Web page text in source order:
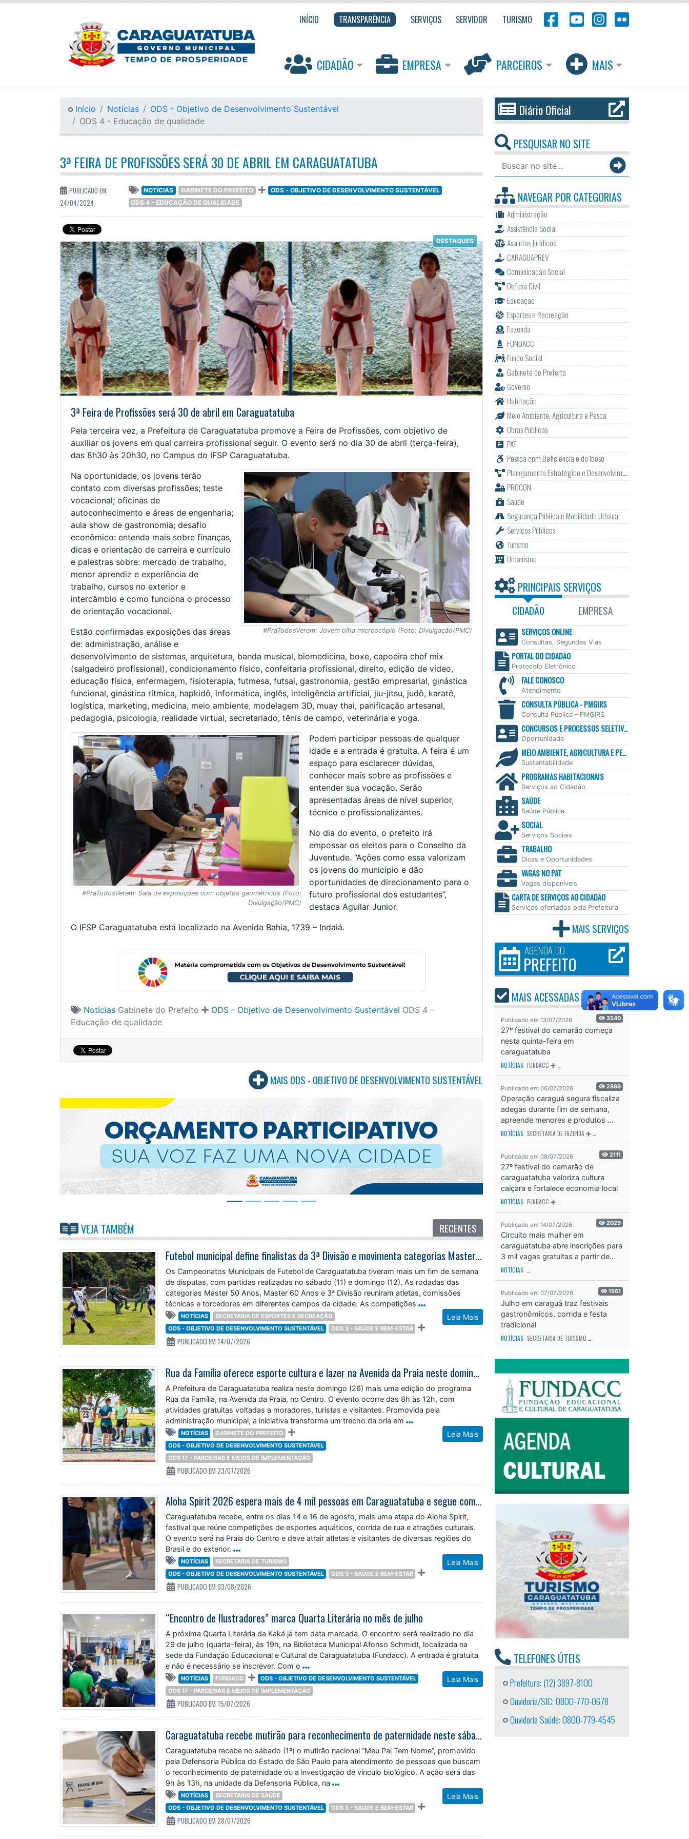
INÍCIO TRANSPARÊNCIA SERVIÇOS SERVIDOR TURISMO
CIDADÃO EMPRESA PARCEIROS MAIS
Início Notícias
ODS - Objetivo de Desenvolvimento Sustentável
ODS 4 - Educação de qualidade
3ª FEIRA DE PROFISSÕES SERÁ 30 DE ABRIL EM CARAGUATATUBA
PUBLICADO EM:
24/04/2024
NOTÍCIAS GABINETE DO PREFEITO
ODS - OBJETIVO DE DESENVOLVIMENTO SUSTENTÁVEL
ODS 4 - EDUCAÇÃO DE QUALIDADE
DESTAQUES
3ª Feira de Profissões será 30 de abril em Caraguatatuba
Pela terceira vez, a Prefeitura de Caraguatatuba promove a Feira de Profissões, com objetivo de
auxiliar os jovens em qual carreira profissional seguir. O evento será no dia 30 de abril (terça-feira),
das 8h30 às 20h30, no Campus do IFSP Caraguatatuba.
#PraTodosVerem: Jovem olha microscópio (Foto: Divulgação/PMC)
Na oportunidade, os jovens terão
contato com diversas profissões; teste
vocacional; oficinas de
autoconhecimento e áreas de engenharia;
aula show de gastronomia; desafio
econômico: entenda mais sobre finanças,
dicas e orientação de carreira e currículo
e palestras sobre: mercado de trabalho,
menor aprendiz e experiência de
trabalho, cursos no exterior e
intercâmbio e como funciona o processo
de orientação vocacional.
Estão confirmadas exposições das áreas
de: administração, análise e
desenvolvimento de sistemas, arquitetura, banda musical, biomedicina, boxe, capoeira chef mix
(salgadeiro profissional), condicionamento físico, confeitaria profissional, direito, edição de vídeo,
educação física, enfermagem, fisioterapia, futmesa, futsal, gastronomia, gestão empresarial, ginástica
funcional, ginástica rítmica, hapkidô, informática, inglês, inteligência artificial, jiu-jítsu, judô, karatê,
logística, marketing, medicina, meio ambiente, modelagem 3D, muay thai, panificação artesanal,
pedagogia, psicologia, realidade virtual, secretariado, tênis de campo, veterinária e yoga.
#PraTodosVerem: Sala de exposições com objetos geométricos (Foto:
Divulgação/PMC)
Podem participar pessoas de qualquer
idade e a entrada é gratuita. A feira é um
espaço para esclarecer dúvidas,
conhecer mais sobre as profissões e
entender sua vocação. Serão
apresentadas áreas de nível superior,
técnico e profissionalizantes.
No dia do evento, o prefeito irá
empossar os eleitos para o Conselho da
Juventude. “Ações como essa valorizam
os jovens do município e dão
oportunidades de direcionamento para o
futuro profissional dos estudantes”,
destaca Aguilar Junior.
O IFSP Caraguatatuba está localizado na Avenida Bahia, 1739 – Indaiá.
Notícias Gabinete do Prefeito ODS - Objetivo de Desenvolvimento Sustentável ODS 4 -
Educação de qualidade
MAIS ODS - OBJETIVO DE DESENVOLVIMENTO SUSTENTÁVEL
VEJA TAMBÉM RECENTES
Os Campeonatos Municipais de Futebol de Caraguatatuba tiveram mais um fim de semana
de disputas, com partidas realizadas no sábado (11) e domingo (12). As rodadas das
categorias Master 50 Anos, Master 60 Anos e 3ª Divisão reuniram atletas, comissões
técnicas e torcedores em diferentes campos da cidade. As competições
Leia Mais
NOTÍCIAS
SECRETARIA DE ESPORTES E RECREAÇÃO
ODS - OBJETIVO DE DESENVOLVIMENTO SUSTENTÁVEL
ODS 3 - SAÚDE E BEM-ESTAR
PUBLICADO EM 14/07/2026
A Prefeitura de Caraguatatuba realiza neste domingo (26) mais uma edição do programa
Rua da Família, na Avenida da Praia, no Centro. O evento ocorre das 8h às 12h, com
atividades gratuitas voltadas a moradores, turistas e visitantes. Promovida pela
administração municipal, a iniciativa transforma um trecho da orla em
Leia Mais
NOTÍCIAS
GABINETE DO PREFEITO
ODS - OBJETIVO DE DESENVOLVIMENTO SUSTENTÁVEL
ODS 17 - PARCERIAS E MEIOS DE IMPLEMENTAÇÃO
PUBLICADO EM 23/07/2026
Caraguatatuba recebe, entre os dias 14 e 16 de agosto, mais uma etapa do Aloha Spirit,
festival que reúne competições de esportes aquáticos, corrida de rua e atrações culturais.
O evento será na Praia do Centro e deve atrair atletas e visitantes de diversas regiões do
Brasil e do exterior.
Leia Mais
NOTÍCIAS
SECRETARIA DE TURISMO
ODS - OBJETIVO DE DESENVOLVIMENTO SUSTENTÁVEL
ODS 3 - SAÚDE E BEM-ESTAR
PUBLICADO EM 03/08/2026
“Encontro de Ilustradores” marca Quarta Literária no mês de julho
A próxima Quarta Literária da Kaká já tem data marcada. O encontro será realizado no dia
29 de julho (quarta-feira), às 19h, na Biblioteca Municipal Afonso Schmidt, localizada na
sede da Fundação Educacional e Cultural de Caraguatatuba (Fundacc). A entrada é gratuita
e não é necessário se inscrever. Com o
Leia Mais
NOTÍCIAS FUNDACC
ODS - OBJETIVO DE DESENVOLVIMENTO SUSTENTÁVEL
ODS 17 - PARCERIAS E MEIOS DE IMPLEMENTAÇÃO
PUBLICADO EM 15/07/2026
Caraguatatuba recebe no sábado (1º) o mutirão nacional “Meu Pai Tem Nome”, promovido
pela Defensoria Pública do Estado de São Paulo para atendimento de pessoas que buscam
o reconhecimento de paternidade ou a investigação de vínculo biológico. A ação será das
9h às 13h, na unidade da Defensoria Pública, na
Leia Mais
NOTÍCIAS
SECRETARIA DE SAÚDE
ODS - OBJETIVO DE DESENVOLVIMENTO SUSTENTÁVEL
ODS 3 - SAÚDE E BEM-ESTAR
PUBLICADO EM 28/07/2026
Diário Oficial
PESQUISAR NO SITE
NAVEGAR PORCATEGORIAS
Administração
Assistência Social
Assuntos Jurídicos
CARAGUAPREV
Comunicação Social
Defesa Civil
Educação
Esportes e Recreação
Fazenda
FUNDACC
Fundo Social
Gabinete do Prefeito
Governo
Habitação
Meio Ambiente, Agricultura e Pesca
Obras Públicas
PAT
Pessoa com Deficiência e do Idoso
Planejamento Estratégico e Desenvolvimento
PROCON
Saúde
Segurança Pública e Mobilidade Urbana
Serviços Públicos
Turismo
Urbanismo
PRINCIPAIS SERVIÇOS
CIDADÃO EMPRESA
SERVIÇOS ONLINE
Consultas, Segundas Vias
PORTAL DO CIDADÃO
Protocolo Eletrônico
FALE CONOSCO
Atendimento
CONSULTA PÚBLICA - PMGIRS
Consulta Pública – PMGIRS
CONCURSOS E PROCESSOS SELETIVOS
Oportunidade
MEIO AMBIENTE, AGRICULTURA E PESCA
Sustentabilidade
PROGRAMAS HABITACIONAIS
Serviços ao Cidadão
SAÚDE
Saúde Pública
SOCIAL
Serviços Sociais
TRABALHO
Dicas e Oportunidades
VAGAS NO PAT
Vagas disponíveis
CARTA DE SERVIÇOS AO CIDADÃO
Serviços ofertados pela Prefeitura
MAIS SERVIÇOS
AGENDA DO
PREFEITO
MAIS ACESSADAS ÚLTIMOS30 DIAS
Publicado em 13/07/2026 3540
27º festival do camarão começa
nesta quinta-feira em
caraguatatuba
NOTÍCIAS FUNDACC
Publicado em 06/07/2026 2889
Operação caraguá segura fiscaliza
adegas durante fim de semana,
apreende menores e produtos ...
NOTÍCIAS SECRETARIA DE FAZENDA
Publicado em 08/07/2026 2111
27º festival do camarão de
caraguatatuba valoriza cultura
caiçara e fortalece economia local
NOTÍCIAS FUNDACC
Publicado em 14/07/2026 2029
Circuito mais mulher em
caraguatatuba abre inscrições para
3 mil vagas gratuitas a partir de...
NOTÍCIAS
Publicado em 07/07/2026 1561
Julho em caraguá traz festivais
gastronômicos, corrida e festa
tradicional
NOTÍCIAS SECRETARIA DE TURISMO
TELEFONES ÚTEIS
Prefeitura: (12) 3897-8100
Ouvidoria/SIC: 0800-770-0678
Ouvidoria Saúde: 0800-779-4545